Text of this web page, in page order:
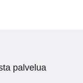
palvelua